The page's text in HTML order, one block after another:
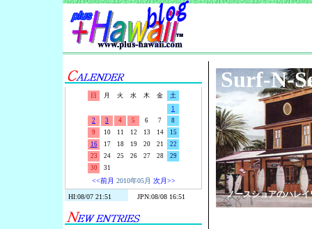
日 月 火 水 木 金
土
1
2
3 4 5 6 7
8
9
10 11 12 13 14
15
16
17 18 19 20 21
22
23
24 25 26 27 28
29
30
31
<<前月 2010年05月 次月>>
Surf-N-
ノースショアのハレ